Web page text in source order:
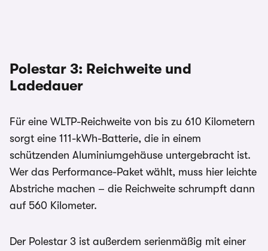
Polestar 3: Reichweite und
Ladedauer
Für eine WLTP-Reichweite von bis zu 610 Kilometern
sorgt eine 111-kWh-Batterie, die in einem
schützenden Aluminiumgehäuse untergebracht ist.
Wer das Performance-Paket wählt, muss hier leichte
Abstriche machen – die Reichweite schrumpft dann
auf 560 Kilometer.
Der Polestar 3 ist außerdem serienmäßig mit einer